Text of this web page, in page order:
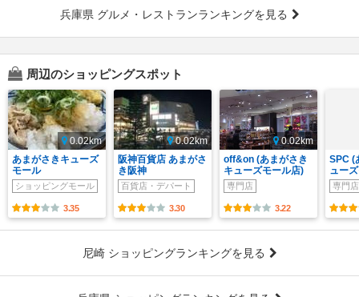
兵庫県 グルメ・レストランランキングを見る
周辺のショッピングスポット
0.02km
あまがさきキューズ
モール
ショッピングモール
3.35
0.02km
阪神百貨店 あまがさ
き阪神
百貨店・デパート
3.30
0.02km
off&on (あまがさき
キューズモール店)
専門店
3.22
SPC (
ュー
専門店
尼崎 ショッピングランキングを見る